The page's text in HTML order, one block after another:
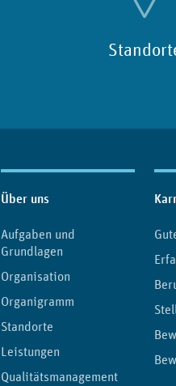
Über uns
Aufgaben und
Grundlagen
Organisation
Organigramm
Standorte
Leistungen
Qualitätsmanagement